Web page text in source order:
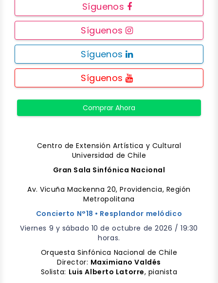
Síguenos
Síguenos
Síguenos
Síguenos
Comprar Ahora
Centro de Extensión Artística y Cultural
Universidad de Chile
Gran Sala Sinfónica Nacional
Av. Vicuña Mackenna 20, Providencia, Región
Metropolitana
Concierto N°18 • Resplandor melódico
Viernes 9 y sábado 10 de octubre de 2026 / 19:30
horas.
Orquesta Sinfónica Nacional de Chile
Director: Maximiano Valdés
Solista: Luis Alberto Latorre, pianista